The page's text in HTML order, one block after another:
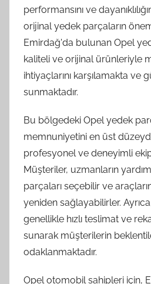
performansını ve
orijinal yedek parçaların
Emirdağ'da bulunan Opel
kaliteli ve orijinal ürünleriyle
ihtiyaçlarını karşılamakta ve
sunmaktadır.
Bu bölgedeki Opel yedek
memnuniyetini en üst
profesyonel ve deneyimli
Müşteriler, uzmanların
parçaları seçebilir ve
yeniden sağlayabilirler.
genellikle hızlı teslimat ve
sunarak müşterilerin
odaklanmaktadır.
Opel otomobil sahipleri için,